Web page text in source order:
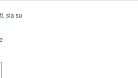
sia su